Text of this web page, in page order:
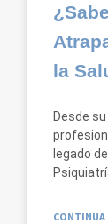
la
Desde
legado
CONTINUA